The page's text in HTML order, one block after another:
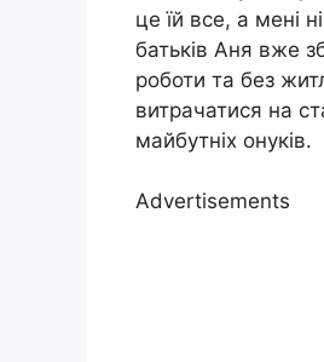
це їй все, а мені
батьків Аня вже
роботи та без
витрачатися на
майбутніх онуків.
Advertisements